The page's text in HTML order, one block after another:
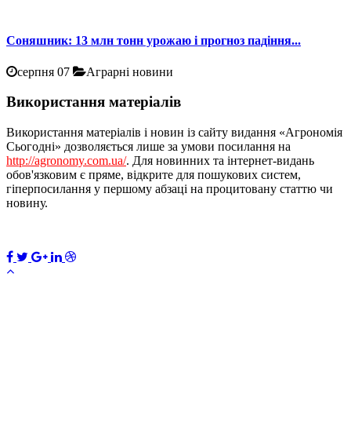
Соняшник: 13 млн тонн урожаю і прогноз падіння...
серпня 07 Аграрні новини
Використання матеріалів
Використання матеріалів і новин із сайту видання «Агрономія
Сьогодні» дозволяється лише за умови посилання на
http://agronomy.com.ua/. Для новинних та інтернет-видань
обов'язковим є пряме, відкрите для пошукових систем,
гіперпосилання у першому абзаці на процитовану статтю чи
новину.